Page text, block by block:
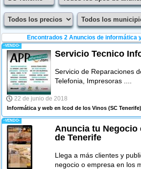
Encontrados 2 Anuncios de informática
-VENDO-
Servicio Tecnico
Servicio de Reparaciones
Telefonia, Impresoras ....
22 de junio de 2018
Informática y web en Icod de los Vinos (SC Tenerife)
-VENDO-
Anuncia tu Negocio
de Tenerife
Llega a más clientes y
negocio o empresa en los